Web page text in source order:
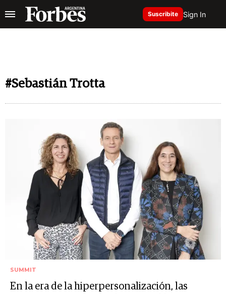
Suscribite Sign In
#Sebastián Trotta
SUMMIT
En la era de la hiperpersonalización, las